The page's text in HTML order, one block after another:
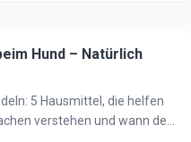
Hund – Natürlich
5 Hausmittel, die helfen
verstehen und wann der